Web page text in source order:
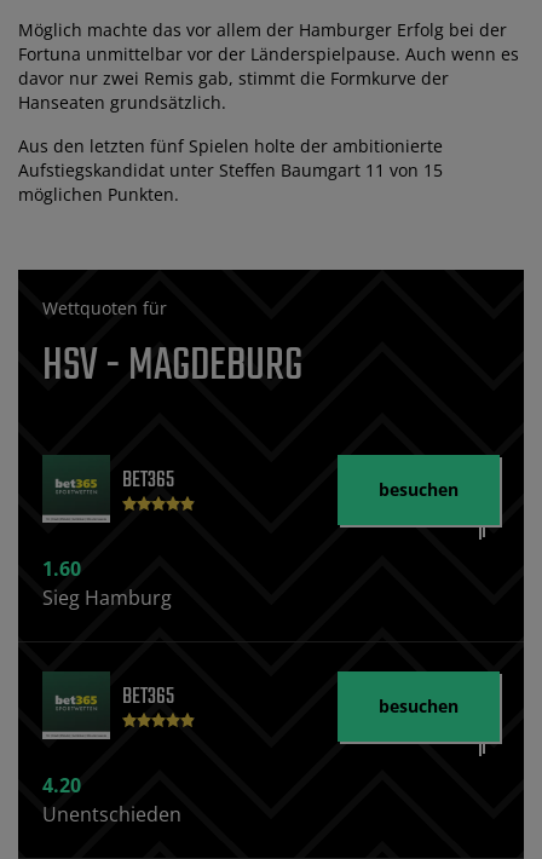
Möglich machte das vor allem der Hamburger Erfolg bei der
Fortuna unmittelbar vor der Länderspielpause. Auch wenn es
davor nur zwei Remis gab, stimmt die Formkurve der
Hanseaten grundsätzlich.
Aus den letzten fünf Spielen holte der ambitionierte
Aufstiegskandidat unter Steffen Baumgart 11 von 15
möglichen Punkten.
Wettquoten für
HSV - MAGDEBURG
BET365
1.60
Sieg Hamburg
besuchen
BET365
4.20
Unentschieden
besuchen